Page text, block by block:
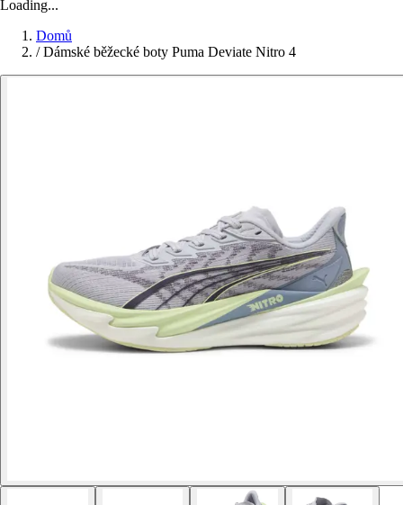
Loading...
Domů
/ Dámské běžecké boty Puma Deviate Nitro 4